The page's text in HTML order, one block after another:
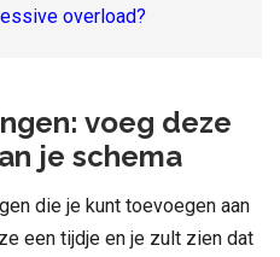
overload?
voeg deze
je schema
die je kunt toevoegen aan
een tijdje en je zult zien dat